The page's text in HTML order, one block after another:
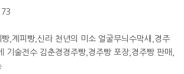
,계피빵,신라 천년의 미소 얼굴무늬수막새,경주
기술전수 김춘경경주빵,경주빵 포장,경주빵 판매,